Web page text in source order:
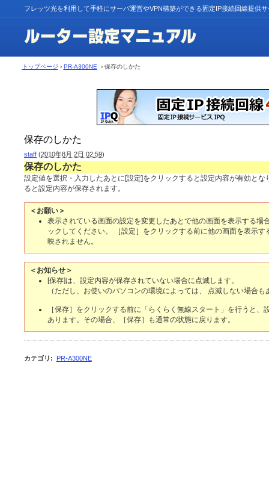
フレッツ光を利用して手軽にサーバ運営やVPN構築ができる固定IP接続回線提供
トップページ › PR-A300NE › 保存のしかた
保存のしかた
staff (2010年8月 2日 02:59)
保存のしかた
設定値を選択・入力したあとに[設定]をクリックすると設定内容が有効とな
ると設定内容が保存されます。
＜お願い＞
表示されている画面の設定を変更したあとで他の画面を表示する場
ックしてください。 ［設定］をクリックする前に他の画面を表示す
映されません。
＜お知らせ＞
[保存]は、設定内容が保存されていない場合に点滅します。
（ただし、お使いのパソコンの環境によっては、 点滅しない場合も
［保存］をクリックする前に「らくらく無線スタート」を行うと、
あります。その場合、［保存］も通常の状態に戻ります。
カテゴリ : PR-A300NE